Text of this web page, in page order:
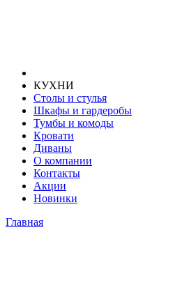
КУХНИ
Столы и стулья
Шкафы и гардеробы
Тумбы и комоды
Кровати
Диваны
О компании
Контакты
Акции
Новинки
Главная